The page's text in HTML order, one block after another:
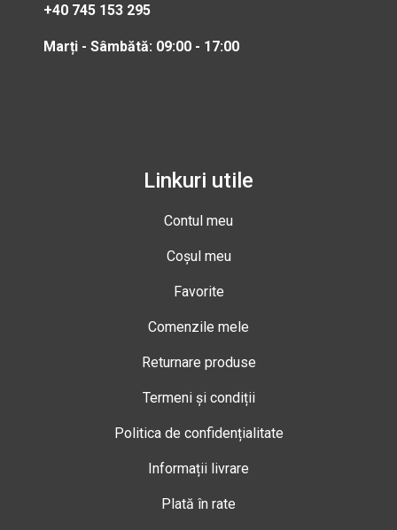
+40 745 153 295
Marți - Sâmbătă: 09:00 - 17:00
Linkuri utile
Contul meu
Coșul meu
Favorite
Comenzile mele
Returnare produse
Termeni și condiții
Politica de confidențialitate
Informații livrare
Plată în rate